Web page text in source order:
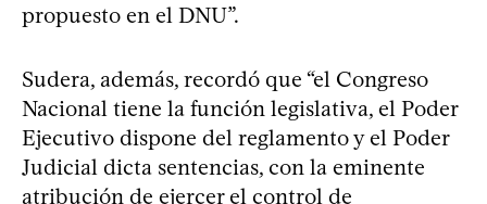
propuesto en el DNU”.
Sudera, además, recordó que “el Congreso
Nacional tiene la función legislativa, el Poder
Ejecutivo dispone del reglamento y el Poder
Judicial dicta sentencias, con la eminente
atribución de ejercer el control de